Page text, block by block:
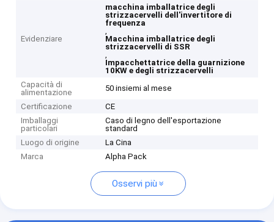
Evidenziare
macchina imballatrice degli
strizzacervelli dell'invertitore di
frequenza
,
Macchina imballatrice degli
strizzacervelli di SSR
,
Impacchettatrice della guarnizione
10KW e degli strizzacervelli
Capacità di
alimentazione
50 insiemi al mese
Certificazione
CE
Imballaggi
particolari
Caso di legno dell'esportazione
standard
Luogo di origine
La Cina
Marca
Alpha Pack
Osservi più